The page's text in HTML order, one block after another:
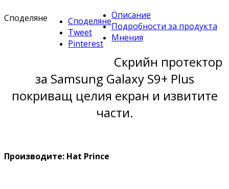
Споделяне
Споделяне
Tweet
Pinterest
Описание
Подробности за продукта
Мнения
Скрийн протектор
за Samsung Galaxy S9+ Plus
покриващ целия екран и извитите
части.
Производите: Hat Prince